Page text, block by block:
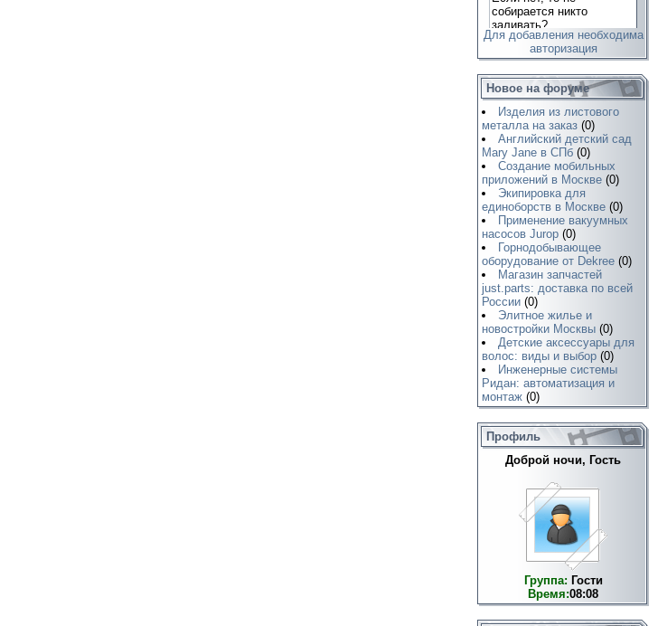
Для добавления необходима
авторизация
Новое на форуме
Изделия из листового
металла на заказ (0)
Английский детский сад
Mary Jane в СПб (0)
Создание мобильных
приложений в Москве (0)
Экипировка для
единоборств в Москве (0)
Применение вакуумных
насосов Jurop (0)
Горнодобывающее
оборудование от Dekree (0)
Магазин запчастей
just.parts: доставка по всей
России (0)
Элитное жилье и
новостройки Москвы (0)
Детские аксессуары для
волос: виды и выбор (0)
Инженерные системы
Ридан: автоматизация и
монтаж (0)
Профиль
Доброй ночи, Гость
Группа: Гости
Время:08:08